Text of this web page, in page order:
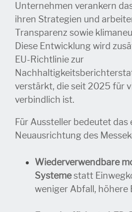
Unternehmen verankern
ihren Strategien und
Transparenz sowie
Diese Entwicklung wird
EU-Richtlinie zur
verstärkt, die seit 2025 für
verbindlich ist.
Für Aussteller bedeutet das
Neuausrichtung des
Wiederverwendbare
Systemestatt
weniger Abfall, höhere